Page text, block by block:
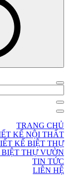
TRANG CHỦ
KẾ NỘI THẤT
KẾ BIỆT THỰ
THỰ VƯỜN
TIN TỨC
LIÊN HỆ